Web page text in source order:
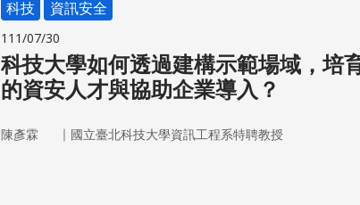
科技 資訊安全
111/07/30
科技大學如何透過建構示範場域，培
的資安人才與協助企業導入？
陳彥霖 ｜ 國立臺北科技大學資訊工程系特聘教授